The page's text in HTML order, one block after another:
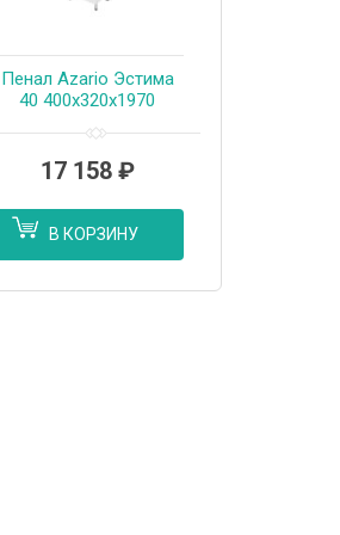
Пенал Azario Эстима
40 400х320х1970
белый глянец
(CS00094558)
17 158 ₽
В КОРЗИНУ